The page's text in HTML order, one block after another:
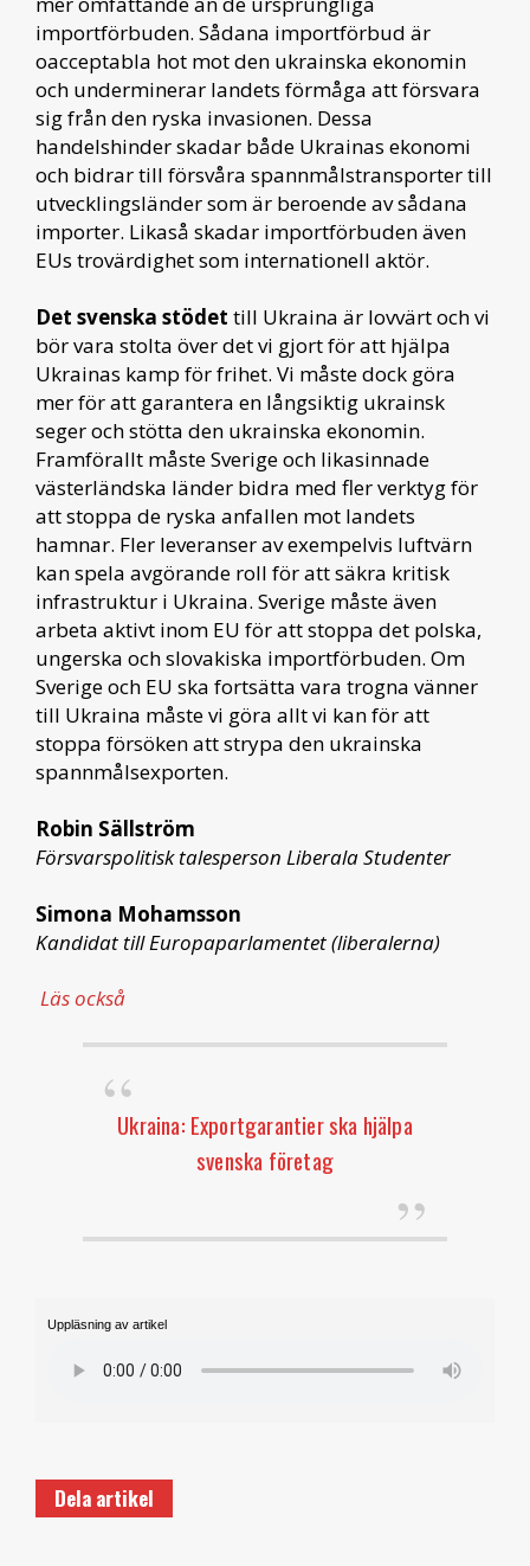
importförbuden. Sådana importförbud är
oacceptabla hot mot den ukrainska ekonomin
och underminerar landets förmåga att försvara
sig från den ryska invasionen. Dessa
handelshinder skadar både Ukrainas ekonomi
och bidrar till försvåra spannmålstransporter till
utvecklingsländer som är beroende av sådana
importer. Likaså skadar importförbuden även
EUs trovärdighet som internationell aktör.
Det svenska stödet till Ukraina är lovvärt och vi
bör vara stolta över det vi gjort för att hjälpa
Ukrainas kamp för frihet. Vi måste dock göra
mer för att garantera en långsiktig ukrainsk
seger och stötta den ukrainska ekonomin.
Framförallt måste Sverige och likasinnade
västerländska länder bidra med fler verktyg för
att stoppa de ryska anfallen mot landets
hamnar. Fler leveranser av exempelvis luftvärn
kan spela avgörande roll för att säkra kritisk
infrastruktur i Ukraina. Sverige måste även
arbeta aktivt inom EU för att stoppa det polska,
ungerska och slovakiska importförbuden. Om
Sverige och EU ska fortsätta vara trogna vänner
till Ukraina måste vi göra allt vi kan för att
stoppa försöken att strypa den ukrainska
spannmålsexporten.
Robin Sällström
Försvarspolitisk talesperson Liberala Studenter
Simona Mohamsson
Kandidat till Europaparlamentet (liberalerna)
Läs också
Ukraina: Exportgarantier ska hjälpa
svenska företag
Uppläsning av artikel
Dela artikel